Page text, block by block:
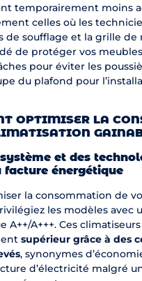
temporairement moins
celles où les
de soufflage et la grille de
de protéger vos
pour éviter les
du plafond pour
OPTIMISER LA
et des
facture énergétique
la consommation de
les modèles avec
A++/A+++. Ces
supérieur grâce à des
, synonymes
d’électricité malgré